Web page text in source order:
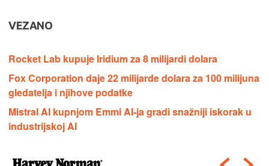
VEZANO
Rocket Lab kupuje Iridium za 8 milijardi dolara
Fox Corporation daje 22 milijarde dolara za 100 milijuna
gledatelja i njihove podatke
Mistral AI kupnjom Emmi AI-ja gradi snažniji iskorak u
industrijskoj AI